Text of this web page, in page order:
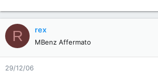
R rex
MBenz Affermato
29/12/06